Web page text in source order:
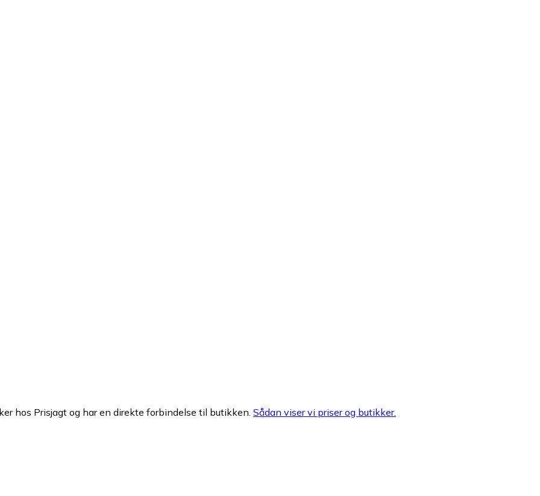
hos Prisjagt og har en direkte forbindelse til butikken. Sådan viser vi priser og butikker.